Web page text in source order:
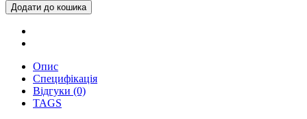
Опис
Специфікація
Відгуки (0)
TAGS